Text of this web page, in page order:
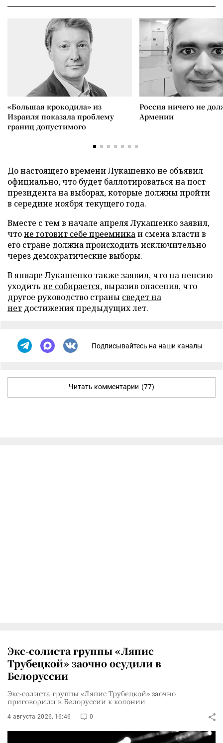
«Большая крокодила» из
Израиля показала проблему
границ допустимого
Россия ничего не
Армении
До настоящего времени Лукашенко не объявил
официально, что будет баллотироваться на пост
президента на выборах, которые должны пройти
в середине ноября текущего года.
Вместе с тем в начале апреля Лукашенко заявил,
чтоне готовит себе преемникаи смена власти в
его стране должна происходить исключительно
через демократические выборы.
В январе Лукашенко также заявил, что на пенсию
уходить не собирается, выразив опасения, что
другое руководство страны сведет на
нет достижения предыдущих лет.
Подписывайтесь на наши каналы
Читать комментарии (77)
Экс-солиста группы «Ляпис
Трубецкой» заочно осудили в
Белоруссии
Экс-солиста группы «Ляпис Трубецкой» заочно
приговорили в Белоруссии к колонии
4 августа 2026, 16:46 0